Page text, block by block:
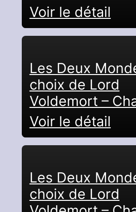
Voir le détail
Les Deux
choix de Lord
Voldemort –
Voir le détail
Les Deux
choix de Lord